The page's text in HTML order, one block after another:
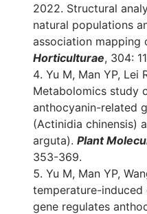
2022. Structural
natural populations
association mapping
Horticulturae, 304:
Yu M, Man YP, Lei
Metabolomics study
anthocyanin-related
(Actinidia chinensis)
arguta). Plant
353-369.
Yu M, Man YP,
temperature-induced
gene regulates